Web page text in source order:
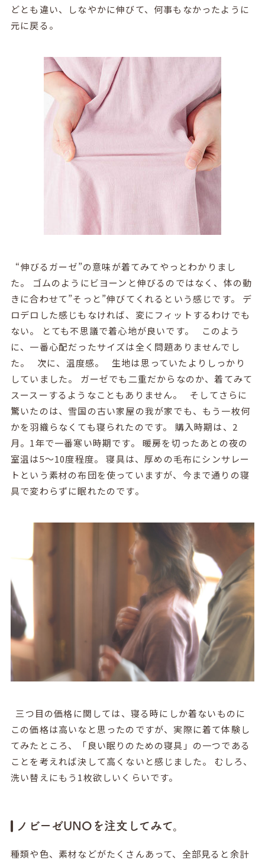
どとも違い、しなやかに伸びて、何事もなかったように
元に戻る。
“伸びるガーゼ”の意味が着てみてやっとわかりまし
た。 ゴムのようにビヨーンと伸びるのではなく、体の動
きに合わせて”そっと”伸びてくれるという感じです。 デ
ロデロした感じもなければ、変にフィットするわけでも
ない。 とても不思議で着心地が良いです。 このよう
に、一番心配だったサイズは全く問題ありませんでし
た。 次に、温度感。 生地は思っていたよりしっかり
していました。 ガーゼでも二重だからなのか、着てみて
スースーするようなこともありません。 そしてさらに
驚いたのは、雪国の古い家屋の我が家でも、もう一枚何
かを羽織らなくても寝られたのです。 購入時期は、2
月。1年で一番寒い時期です。 暖房を切ったあとの夜の
室温は5〜10度程度。 寝具は、厚めの毛布にシンサレー
トという素材の布団を使っていますが、今まで通りの寝
具で変わらずに眠れたのです。
三つ目の価格に関しては、寝る時にしか着ないものに
この価格は高いなと思ったのですが、実際に着て体験し
てみたところ、「良い眠りのための寝具」の一つである
ことを考えれば決して高くないと感じました。 むしろ、
洗い替えにもう1枚欲しいくらいです。
ノビーゼUNOを注文してみて。
種類や色、素材などがたくさんあって、全部見ると余計